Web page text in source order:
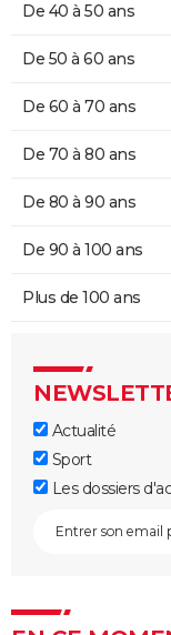
De 40 à 50 ans
De 50 à 60 ans
De 60 à 70 ans
De 70 à 80 ans
De 80 à 90 ans
De 90 à 100 ans
Plus de 100 ans
Actualité
Sport
Les dossiers